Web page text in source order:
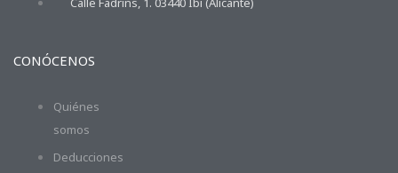
CONÓCENOS
Quiénes
somos
Deducciones